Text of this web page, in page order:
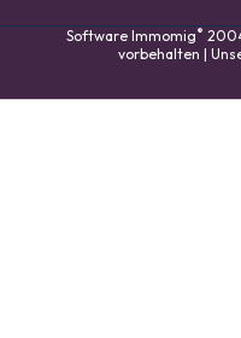
Software Immomig®
vorbehalten |